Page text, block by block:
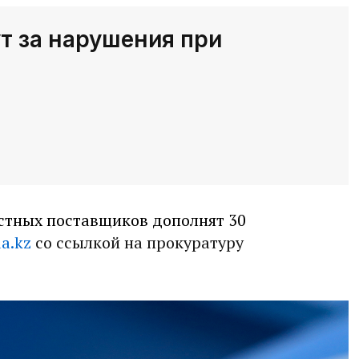
за нарушения при
поставщиков дополнят 30
со ссылкой на прокуратуру